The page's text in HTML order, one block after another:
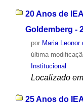
20 Anos de
Goldemberg -
por Maria Leonor
última
Institucional
Localizado em
25 Anos do